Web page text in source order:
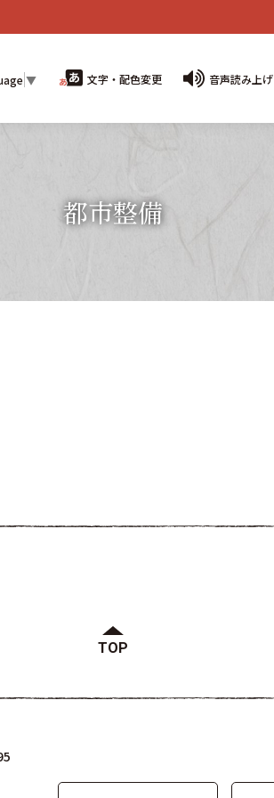
▼ 文字・配色変更 音声読み上げ
都市整備
TOP